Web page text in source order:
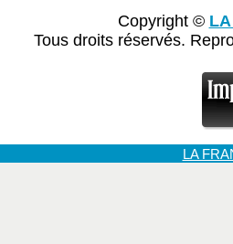
Copyright ©
Tous droits réservés.
LA